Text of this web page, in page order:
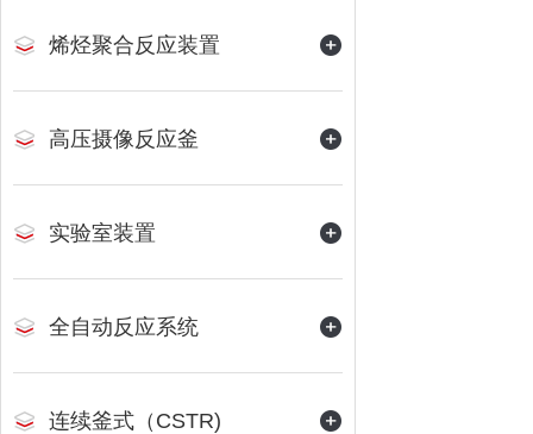
烯烃聚合反应装置
高压摄像反应釜
实验室装置
全自动反应系统
连续釜式（CSTR)